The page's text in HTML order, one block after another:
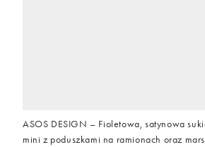
ASOS DESIGN – Fioletowa, satynowa
mini z poduszkami na ramionach oraz